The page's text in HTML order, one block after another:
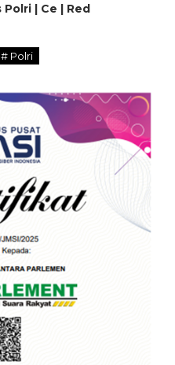
Polri | Ce | Red
# Polri